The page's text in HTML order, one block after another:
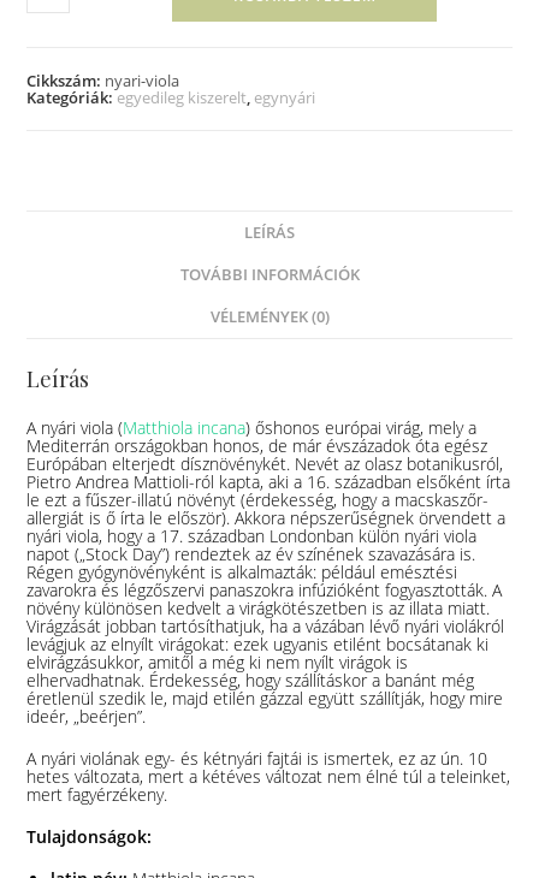
Cikkszám: nyari-viola
Kategóriák:egyedileg kiszerelt egynyári
LEÍRÁS
TOVÁBBI INFORMÁCIÓK
VÉLEMÉNYEK (0)
Leírás
A nyári viola (Matthiola incana) őshonos európai virág, mely a
Mediterrán országokban honos, de már évszázadok óta egész
Európában elterjedt dísznövénykét. Nevét az olasz botanikusról,
Pietro Andrea Mattioli-ról kapta, aki a 16. században elsőként írta
le ezt a fűszer-illatú növényt (érdekesség, hogy a macskaszőr-
allergiát is ő írta le először). Akkora népszerűségnek örvendett a
nyári viola, hogy a 17. században Londonban külön nyári viola
napot („Stock Day”) rendeztek az év színének szavazására is.
Régen gyógynövényként is alkalmazták: például emésztési
zavarokra és légzőszervi panaszokra infúzióként fogyasztották. A
növény különösen kedvelt a virágkötészetben is az illata miatt.
Virágzását jobban tartósíthatjuk, ha a vázában lévő nyári violákról
levágjuk az elnyílt virágokat: ezek ugyanis etilént bocsátanak ki
elvirágzásukkor, amitől a még ki nem nyílt virágok is
elhervadhatnak. Érdekesség, hogy szállításkor a banánt még
éretlenül szedik le, majd etilén gázzal együtt szállítják, hogy mire
ideér, „beérjen”.
A nyári violának egy- és kétnyári fajtái is ismertek, ez az ún. 10
hetes változata, mert a kétéves változat nem élné túl a teleinket,
mert fagyérzékeny.
Tulajdonságok: